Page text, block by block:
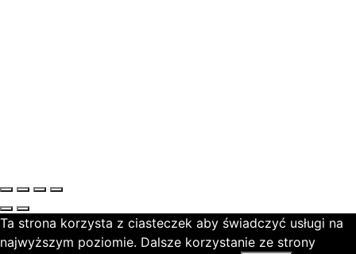
Ta strona korzysta z ciasteczek aby świadczyć usługi na
najwyższym poziomie. Dalsze korzystanie ze strony